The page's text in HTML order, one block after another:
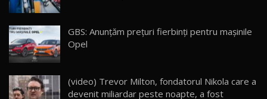
24
ZEEKR 009: Cel mai Performant și Confortabil
Van Electric Testat în Moldova / AutoBlog.MD
26:38
25
mai Exclusiv și Puternic Defender Testat în
Moldova
32:21
GBS: Anunțăm prețuri fierbinți pentru mașinile
Opel
(video) Trevor Milton, fondatorul Nikola care a
devenit miliardar peste noapte, a fost